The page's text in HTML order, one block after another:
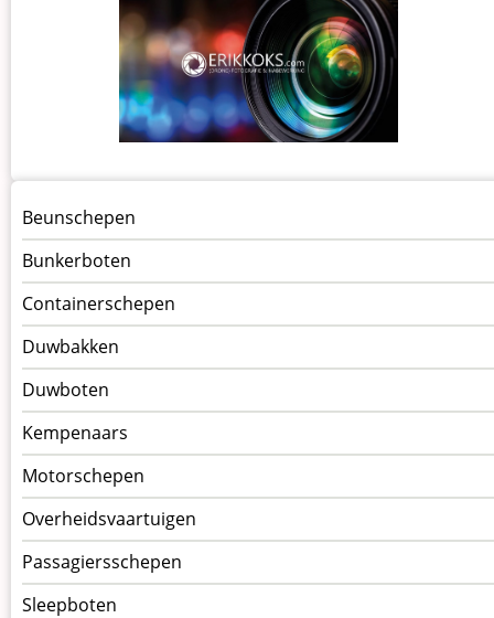
Menu
Schepen
Beunschepen
Bunkerboten
Containerschepen
Duwbakken
Duwboten
Kempenaars
Motorschepen
Overheidsvaartuigen
Passagiersschepen
Sleepboten